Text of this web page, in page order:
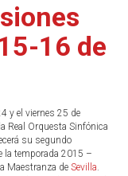
16 de
y el viernes 25 de
Real Orquesta Sinfónica
su segundo
la temporada 2015 –
Maestranza de Sevilla.